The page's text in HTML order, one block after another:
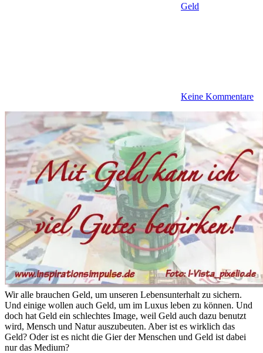
Geld
Keine Kommentare
Wir alle brauchen Geld, um unseren Lebensunterhalt zu sichern.
Und einige wollen auch Geld, um im Luxus leben zu können. Und
doch hat Geld ein schlechtes Image, weil Geld auch dazu benutzt
wird, Mensch und Natur auszubeuten. Aber ist es wirklich das
Geld? Oder ist es nicht die Gier der Menschen und Geld ist dabei
nur das Medium?